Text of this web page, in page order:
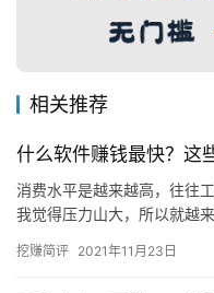
相关推荐
什么软件赚钱最快？这
消费水平是越来越高，往往
我觉得压力山大，所以就越
也是…
挖赚简评 2021年11月23日